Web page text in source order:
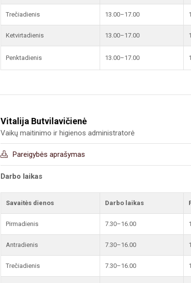
Trečiadienis 13.00–17.00
Ketvirtadienis 13.00–17.00
Penktadienis 13.00–17.00
Vitalija Butvilavičienė
Vaikų maitinimo ir higienos administratorė
Pareigybės aprašymas
Darbo laikas
Savaitės dienos Darbo laikas
Pirmadienis 7.30–16.00
Antradienis 7.30–16.00
Trečiadienis 7.30–16.00